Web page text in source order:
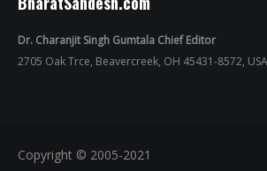
Dr. Charanjit Singh Gumtala Chief Editor
2705 Oak Trce, Beavercreek, OH 45431-8572,
Copyright © 2005-2021